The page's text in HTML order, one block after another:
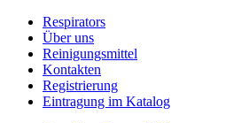
Respirators
Über uns
Reinigungsmittel
Kontakten
Registrierung
Eintragung im Katalog